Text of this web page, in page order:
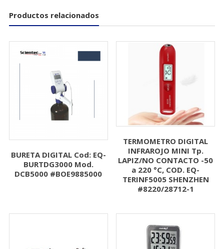
Productos relacionados
BURETA DIGITAL Cod: EQ-
BURTDG3000 Mod.
DCB5000 #BOE9885000
TERMOMETRO DIGITAL
INFRAROJO MINI Tp.
LAPIZ/NO CONTACTO -50
a 220 °C, COD. EQ-
TERINF5005 SHENZHEN
#8220/28712-1